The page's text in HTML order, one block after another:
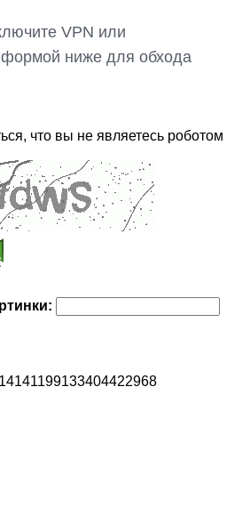
VPN или
формой ниже для обхода
что вы не являетесь роботом